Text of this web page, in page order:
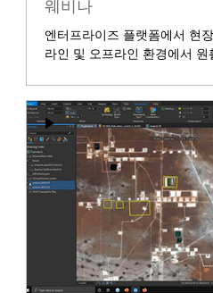
웨비나
엔터프라이즈 플랫폼에서 현
라인 및 오프라인 환경에서